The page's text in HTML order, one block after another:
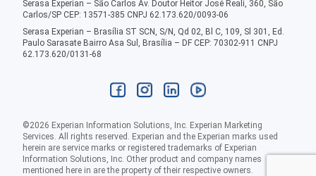
Serasa Experian – São Carlos Av. Doutor Heitor José Reali, 360, São
Carlos/SP CEP: 13571-385 CNPJ 62.173.620/0093-06
Serasa Experian – Brasília ST SCN, S/N, Qd 02, Bl C, 109, Sl 301, Ed.
Paulo Sarasate Bairro Asa Sul, Brasília – DF CEP: 70302-911 CNPJ
62.173.620/0131-68
©2026 Experian Information Solutions, Inc. Experian Marketing
Services. All rights reserved. Experian and the Experian marks used
herein are service marks or registered trademarks of Experian
Information Solutions, Inc. Other product and company names
mentioned here in are the property of their respective owners.